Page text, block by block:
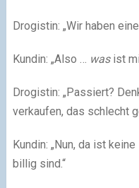
Drogistin: „Wir haben
Kundin: „Also … was ist
Drogistin: „Passiert?
verkaufen, das schlecht
Kundin: „Nun, da ist
billig sind.“